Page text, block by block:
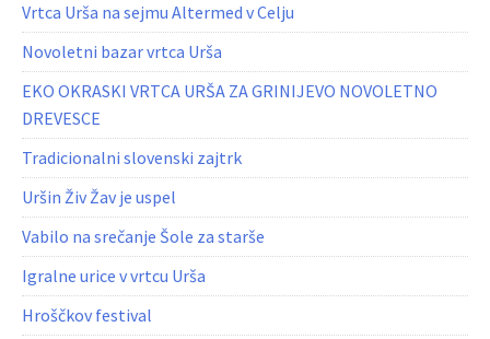
Vrtca Urša na sejmu Altermed v Celju
Novoletni bazar vrtca Urša
EKO OKRASKI VRTCA URŠA ZA GRINIJEVO NOVOLETNO
DREVESCE
Tradicionalni slovenski zajtrk
Uršin Živ Žav je uspel
Vabilo na srečanje Šole za starše
Igralne urice v vrtcu Urša
Hroščkov festival